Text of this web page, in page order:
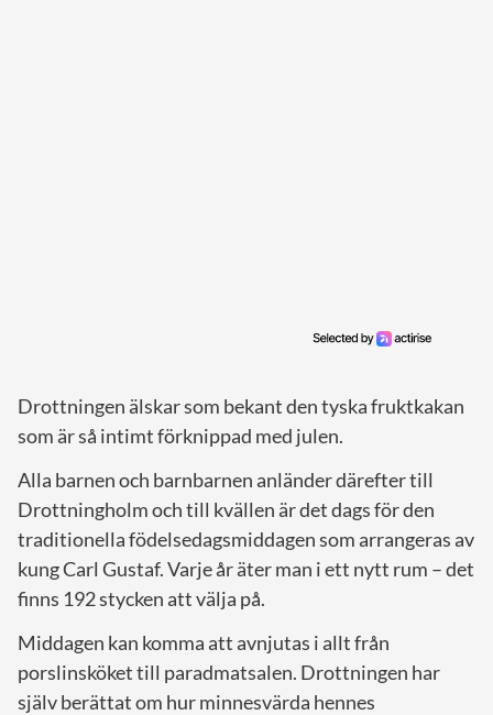
Drottningen älskar som bekant den tyska fruktkakan
som är så intimt förknippad med julen.
Alla barnen och barnbarnen anländer därefter till
Drottningholm och till kvällen är det dags för den
traditionella födelsedagsmiddagen som arrangeras av
kung Carl Gustaf. Varje år äter man i ett nytt rum – det
finns 192 stycken att välja på.
Middagen kan komma att avnjutas i allt från
porslinsköket till paradmatsalen. Drottningen har
själv berättat om hur minnesvärda hennes